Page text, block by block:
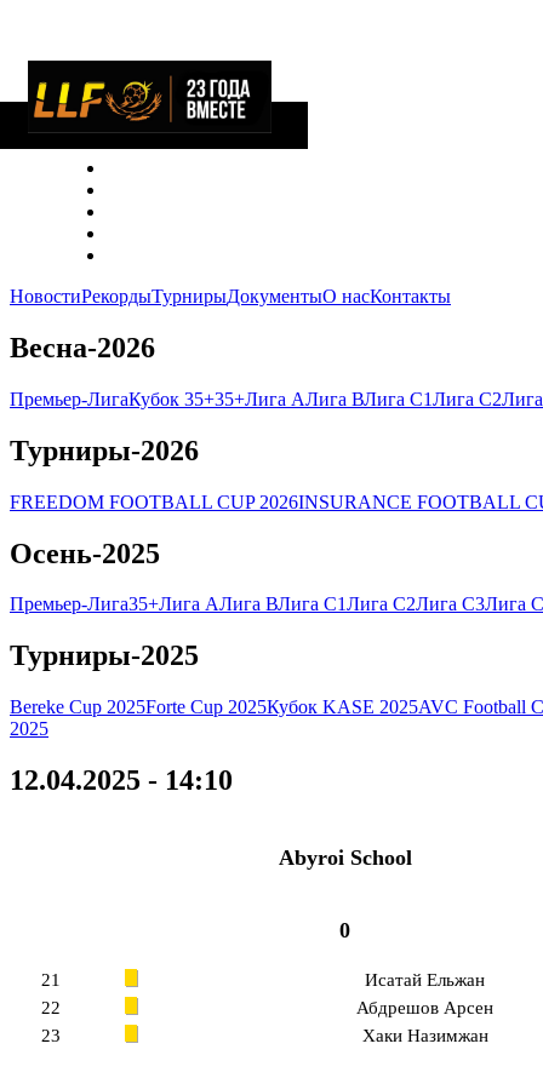
НовостиРекордыТурнирыДокументыО насКонтакты
Весна-2026
Премьер-ЛигаКубок 35+35+Лига АЛига ВЛига C1Лига C2
Турниры-2026
FREEDOM FOOTBALL CUP 2026INSURANCE FOOTBALL
Осень-2025
Премьер-Лига35+Лига АЛига ВЛига C1Лига C2Лига C3Лига
Турниры-2025
Bereke Cup 2025Forte Cup 2025Кубок KASE 2025AVC Football
2025
12.04.2025 - 14:10
Abyroi School
0
21
Исатай Ельжан
22
Абдрешов Арсен
23
Хаки Назимжан